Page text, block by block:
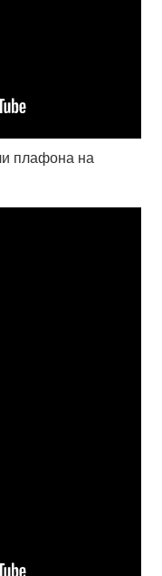
плафона на